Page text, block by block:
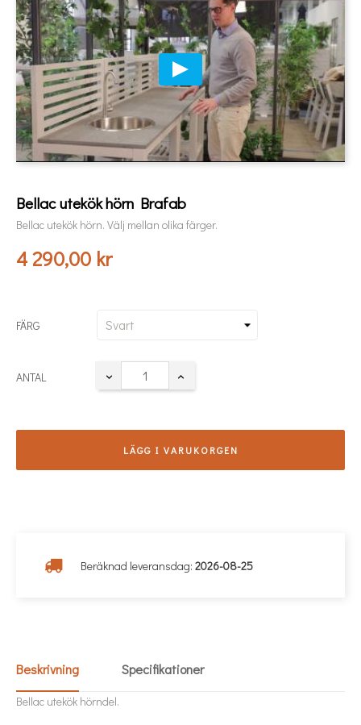
Bellac utekök hörn Brafab
Bellac utekök hörn. Välj mellan olika färger.
4 290,00 kr
FÄRG
ANTAL
LÄGG I VARUKORGEN
Beräknad leveransdag: 2026-08-25
Beskrivning Specifikationer
Bellac utekök hörndel.